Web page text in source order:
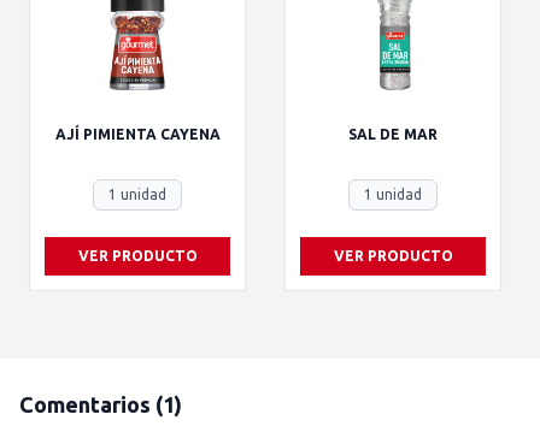
AJÍ PIMIENTA CAYENA
1 unidad
VER PRODUCTO
SAL DE MAR
1 unidad
VER PRODUCTO
Comentarios (1)